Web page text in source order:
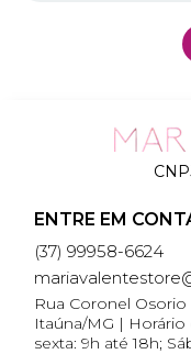
ENTRE EM
(37) 99958-6624
Rua Coronel
Itaúna/MG |
sexta: 9h até 18h;